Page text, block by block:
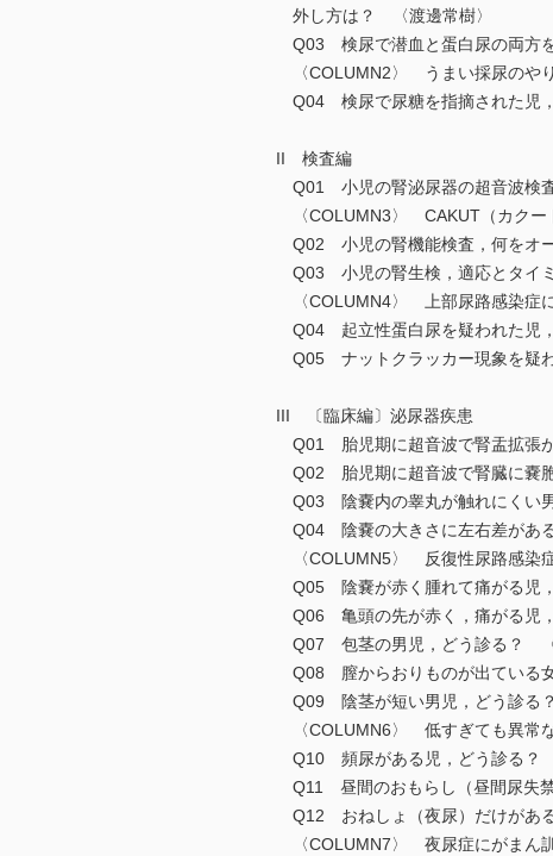
外し方は？ 〈渡邊常樹〉
Q03 検尿で潜血と蛋白尿の両方
〈COLUMN2〉 うまい採尿のや
Q04 検尿で尿糖を指摘された児
II 検査編
Q01 小児の腎泌尿器の超音波検
〈COLUMN3〉 CAKUT（カクー
Q02 小児の腎機能検査，何をオ
Q03 小児の腎生検，適応とタイ
〈COLUMN4〉 上部尿路感染症
Q04 起立性蛋白尿を疑われた児
Q05 ナットクラッカー現象を疑
III 〔臨床編〕泌尿器疾患
Q01 胎児期に超音波で腎盂拡張
Q02 胎児期に超音波で腎臓に嚢
Q03 陰嚢内の睾丸が触れにくい
Q04 陰嚢の大きさに左右差があ
〈COLUMN5〉 反復性尿路感染
Q05 陰嚢が赤く腫れて痛がる児
Q06 亀頭の先が赤く，痛がる児
Q07 包茎の男児，どう診る？ 〈
Q08 膣からおりものが出ている
Q09 陰茎が短い男児，どう診る
〈COLUMN6〉 低すぎても異常
Q10 頻尿がある児，どう診る？
Q11 昼間のおもらし（昼間尿失
Q12 おねしょ（夜尿）だけがあ
〈COLUMN7〉 夜尿症にがまん